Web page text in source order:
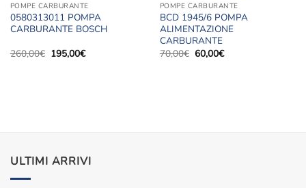
POMPE CARBURANTE
0580313011 POMPA
CARBURANTE BOSCH
260,00€ Il
prezzo
195,00€Il
POMPE CARBURANTE
BCD 1945/6 POMPA
ALIMENTAZIONE
CARBURANTE
70,00€ Il
prezzo
60,00€Il
ULTIMI ARRIVI